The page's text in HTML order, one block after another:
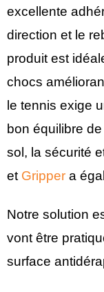
excellente
direction et le
produit est
chocs
le tennis exige
bon équilibre
sol, la sécurité
et Gripper a
Notre solution
vont être
surface